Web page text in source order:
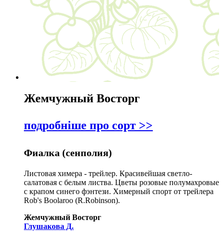
Жемчужный Восторг
подробніше про сорт >>
Фиалка (сенполия)
Листовая химера - трейлер. Красивейшая светло-
салатовая с белым листва. Цветы розовые полумахровые
с крапом синего фэнтези. Химерный спорт от трейлера
Rob's Boolaroo (R.Robinson).
Жемчужный Восторг
Глушакова Д.